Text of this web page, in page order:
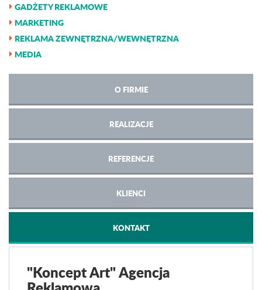
GADŻETY REKLAMOWE
MARKETING
REKLAMA ZEWNĘTRZNA/WEWNĘTRZNA
MEDIA
O FIRMIE
REALIZACJE
REFERENCJE
KLIENCI
KONTAKT
"Koncept Art" Agencja